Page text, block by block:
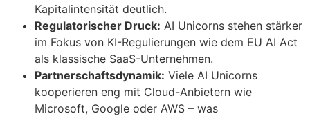
Kapitalintensität deutlich.
Regulatorischer Druck: AI Unicorns stehen stärker
im Fokus von KI-Regulierungen wie dem EU AI Act
als klassische SaaS-Unternehmen.
Partnerschaftsdynamik: Viele AI Unicorns
kooperieren eng mit Cloud-Anbietern wie
Microsoft, Google oder AWS – was